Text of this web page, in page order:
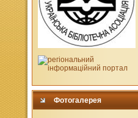
Фотогалерея